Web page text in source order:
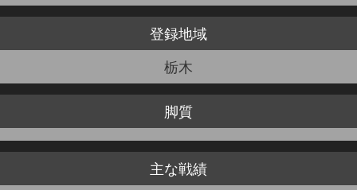
登録地域
栃木
脚質
主な戦績